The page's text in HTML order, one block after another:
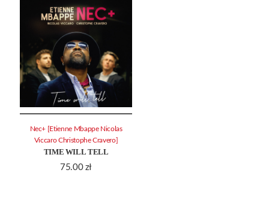
TIME WILL TELL
75.00 zł
Nec+ [Etienne Mbappe Nicolas
Viccaro Christophe Cravero]